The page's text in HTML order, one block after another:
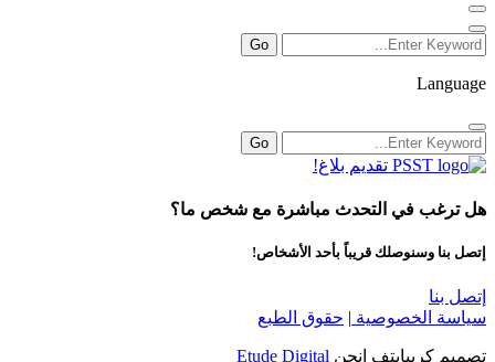
Language
تقديم بلاغ!
هل ترغب في التحدث مباشرة مع شخص ما؟
إتصل بنا وسنوصلك قريباً بأحد الأشخاص!
إتصل بنا
سياسة الخصوصية
حقوق الطبع
تصميم كرييايتف إنجن Etude Digital